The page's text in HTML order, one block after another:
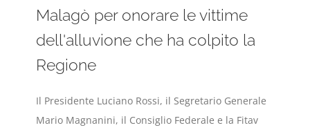
Malagò per onorare le vittime
dell'alluvione che ha colpito la
Regione
Il Presidente Luciano Rossi, il Segretario Generale
Mario Magnanini, il Consiglio Federale e la Fitav